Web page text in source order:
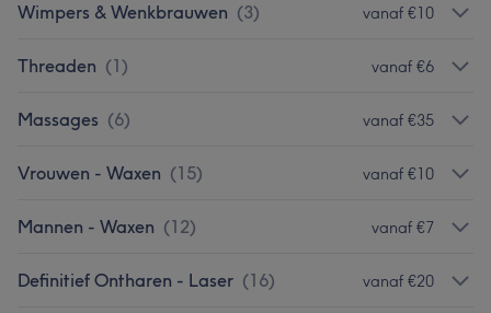
Wimpers & Wenkbrauwen (3) vanaf €10
Threaden (1) vanaf €6
Massages (6) vanaf €35
Vrouwen - Waxen (15) vanaf €10
Mannen - Waxen (12) vanaf €7
Definitief Ontharen - Laser (16) vanaf €20